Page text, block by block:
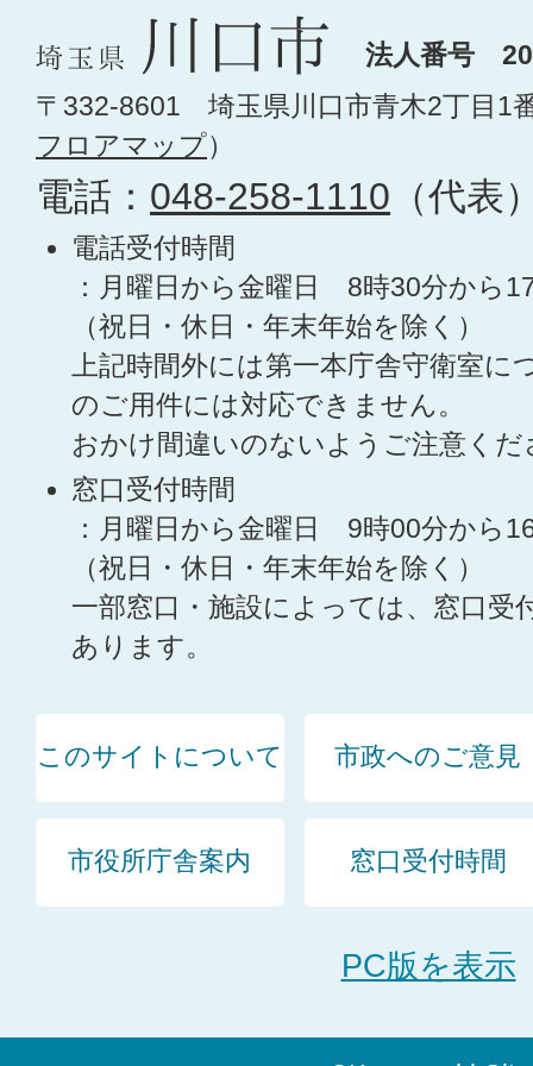
法人番号
〒332-8601 埼玉県川口市青木2丁目1
フロアマップ）
電話： 048-258-1110 （代表
電話受付時間
：月曜日から金曜日 8時30分から
（祝日・休日・年末年始を除く）
上記時間外には第一本庁舎守衛室に
のご用件には対応できません。
おかけ間違いのないようご注意くだ
窓口受付時間
：月曜日から金曜日 9時00分から
（祝日・休日・年末年始を除く）
一部窓口・施設によっては、窓口受
あります。
このサイトについて 市政へのご意見
市役所庁舎案内 窓口受付時間
PC版を表示